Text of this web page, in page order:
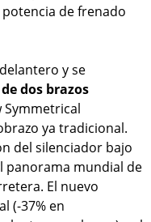
de frenado
y se
dos brazos
ya tradicional.
del silenciador bajo
panorama mundial de
El nuevo
(-37% en